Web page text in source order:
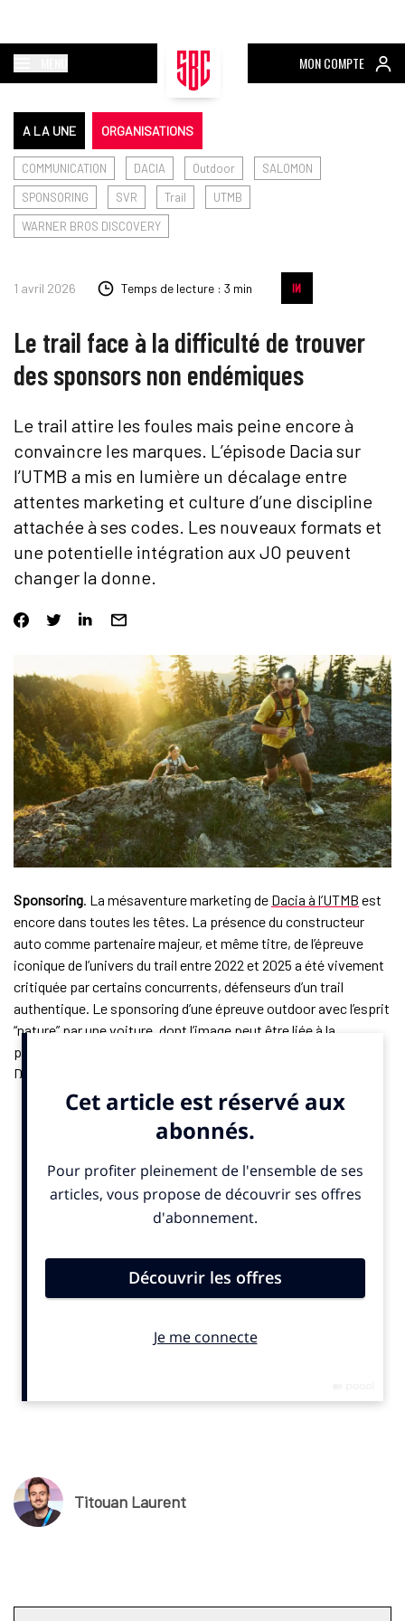
MON COMPTE
A LA UNE ORGANISATIONS
COMMUNICATION DACIA Outdoor
SALOMON
SPONSORING
SVR Trail
UTMB
WARNER BROS DISCOVERY
1 avril 2026 Temps de lecture : 3 min
Le trail face à la difficulté de trouver
des sponsors non endémiques
Le trail attire les foules mais peine encore à
convaincre les marques. L’épisode Dacia sur
l’UTMB a mis en lumière un décalage entre
attentes marketing et culture d’une discipline
attachée à ses codes. Les nouveaux formats et
une potentielle intégration aux JO peuvent
changer la donne.
Sponsoring. La mésaventure marketing de Dacia à l’UTMB est
encore dans toutes les têtes. La présence du constructeur
auto comme partenaire majeur, et même titre, de l’épreuve
iconique de l’univers du trail entre 2022 et 2025 a été vivement
critiquée par certains concurrents, défenseurs d’un trail
authentique. Le sponsoring d’une épreuve outdoor avec l’esprit
“nature” par une voiture, dont l’image peut être liée à la
pollution, leur paraissait antinomique. Face à la polémique,
Dacia
Cette histoire illustre la difficulté pour les organisateurs
d’épreuves outdoor à attirer des marques non endémiques de
selon moi, n’est globalement pas un échec, il faut bien
rappeler que pour faire venir des annonceurs exogènes, il
faut pour la discipline atteindre une taille critique : ce n’est
President Global Sales & Partnerships du groupe Warner Bros
Discovery, présent au Mile & Stone Connect organisé à Annecy
le 31 mars 2026.
En termes de visibilité et de participation c’est
référence de cet univers, mais il faut aussi regarder le
“Les banques encore frileuses
Considéré encore comme un sport niche, le trail compterait
Maitrot. «La voile est un sport vraiment niche,» affirme de
Titouan Laurent